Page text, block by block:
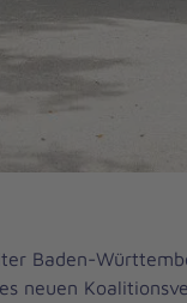
Baden-
neuen